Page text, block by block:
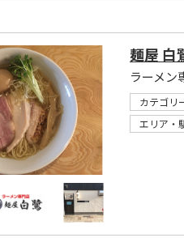
麺屋 白
ラーメン
カテゴリ
エリア・